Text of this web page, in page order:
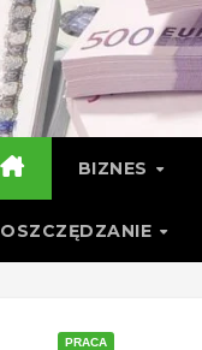
BIZNES
OSZCZĘDZANIE
PRACA